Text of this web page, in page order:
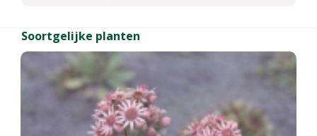
Soortgelijke planten